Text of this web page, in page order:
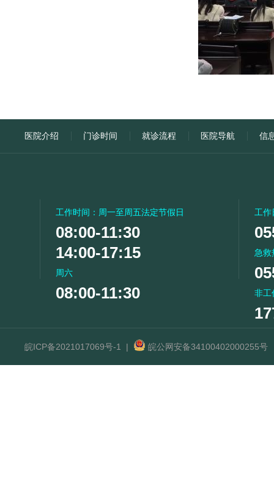
医院介绍 门诊时间 就诊流程 医院导航 信
工作时间：周一至周五法定节假日
08:00-11:30
14:00-17:15
周六
08:00-11:30
工作
急救
非工
皖ICP备2021017069号-1 | 皖公网安备34100402000255号